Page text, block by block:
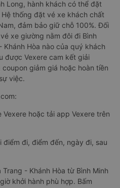
Long, hành khách có thể đặt
thống đặt vé xe khách chất
đảm bảo giữ chỗ 100%. Đối
xe giường nằm đôi đi Bình
Hòa nào của quý khách
được Vexere cam kết giải
giảm giá hoặc hoàn tiền
việc.
hoặc tải app Vexere trên
điểm đi, điểm đến, ngày đi, sau
- Khánh Hòa từ Bình Minh
khởi hành phù hợp. Bấm